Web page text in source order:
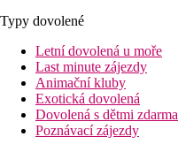
Typy dovolené
Letní dovolená u moře
Last minute zájezdy
Animační kluby
Exotická dovolená
Dovolená s dětmi zdarma
Poznávací zájezdy